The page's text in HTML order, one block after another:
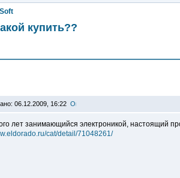
купить??
06.12.2009, 16:22
лет занимающийся электроникой, настоящий
cat/detail/71048261/